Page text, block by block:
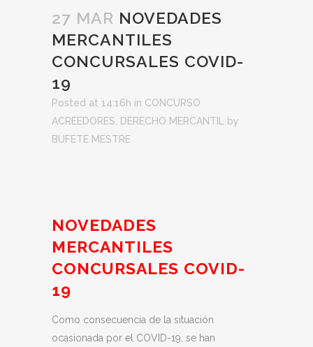
27 MAR NOVEDADES
MERCANTILES
CONCURSALES COVID-
19
Posted at 14:16h in CONCURSO
ACREEDORES
DERECHO MERCANTIL
by
BUFETE MESTRE
NOVEDADES
MERCANTILES
CONCURSALES COVID-
19
Como consecuencia de la situación
ocasionada por el COVID-19, se han